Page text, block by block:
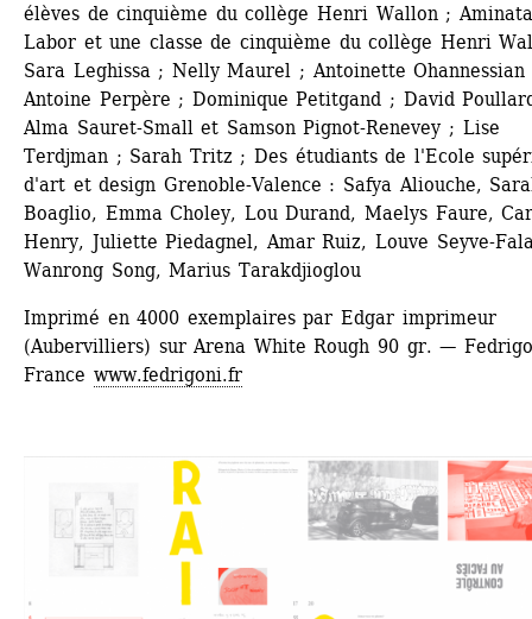
élèves de cinquième du collège Henri Wallon ; Aminata
Labor et une classe de cinquième du collège Henri
Sara Leghissa ; Nelly Maurel ; Antoinette Ohannessian
Antoine Perpère ; Dominique Petitgand ; David
Alma Sauret-Small et Samson Pignot-Renevey ; Lise
Terdjman ; Sarah Tritz ; Des étudiants de l'Ecole
d'art et design Grenoble-Valence : Safya Aliouche,
Boaglio, Emma Choley, Lou Durand, Maelys Faure,
Henry, Juliette Piedagnel, Amar Ruiz, Louve Seyve-
Wanrong Song, Marius Tarakdjioglou
Imprimé en 4000 exemplaires par Edgar imprimeur
(Aubervilliers) sur Arena White Rough 90 gr. —
France www.fedrigoni.fr